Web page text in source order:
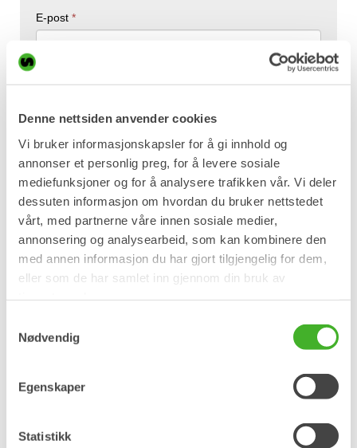
Denne nettsiden anvender cookies
Vi bruker informasjonskapsler for å gi innhold og
annonser et personlig preg, for å levere sosiale
mediefunksjoner og for å analysere trafikken vår. Vi deler
dessuten informasjon om hvordan du bruker nettstedet
vårt, med partnerne våre innen sosiale medier,
annonsering og analysearbeid, som kan kombinere den
med annen informasjon du har gjort tilgjengelig for dem,
eller som de har samlet inn gjennom din bruk av
Nødvendig
Egenskaper
Statistikk